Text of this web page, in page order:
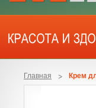
Главная Крем